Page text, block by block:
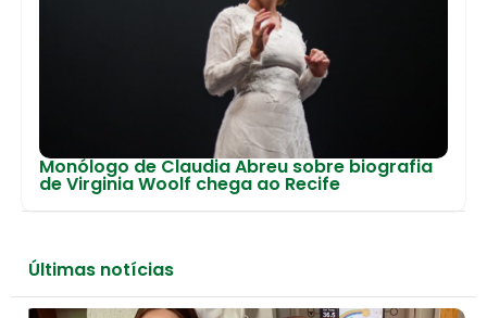
Monólogo de Claudia Abreu sobre biografia
de Virginia Woolf chega ao Recife
Últimas notícias